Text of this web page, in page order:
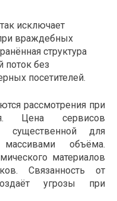
исключает
враждебных
структура
поток без
посетителей.
рассмотрения при
Цена сервисов
для
объёма.
материалов
Связанность от
угрозы при